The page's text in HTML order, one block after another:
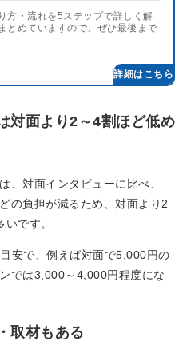
方・流れを5ステップで詳しく解
とめていますので、ぜひ最後まで
対面より2～4割ほど低め
、対面インタビューに比べ、
の負担が減るため、対面より2
です。
安で、例えば対面で5,000円の
では3,000～4,000円程度にな
取材もある